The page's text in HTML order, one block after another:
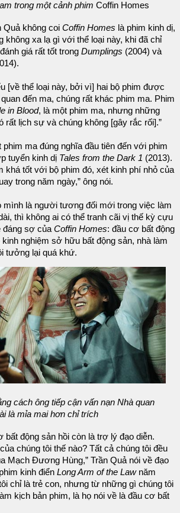
trong một cảnh phim Coffin Homes
Quả không coi Coffin Homes là phim kinh dị,
không xa lạ gì với thể loại này, khi đã chỉ
giá rất tốt trong Dumplings (2004) và
[về thể loại này, bởi vì] hai bộ phim được
đến ma, chúng rất khác phim ma. Phim
in Blood, là một phim ma, nhưng những
rất lịch sự và chúng không [gây rắc rối].”
phim ma đúng nghĩa đầu tiên đến với phim
tuyển kinh dị Tales from the Dark 1 (2013).
khá tốt với bộ phim đó, xét kinh phí nhỏ của
trong năm ngày,” ông nói.
mình là người tương đối mới trong việc làm
thì không ai có thể tranh cãi vị thế kỳ cựu
đáng sợ của Coffin Homes: đầu cơ bất động
nghiệm sở hữu bất động sản, nhà làm
tưởng lại quá khứ.
cách ông tiếp cận vấn nạn Nhà quan
là mỉa mai hơn chỉ trích
bất động sản hồi còn là trợ lý đạo diễn.
chúng tôi thế nào? Tất cả chúng tôi đều
Mạch Đương Hùng,” Trần Quả nói về đạo
kinh điển Long Arm of the Lawnăm
chỉ là trẻ con, nhưng từ những gì chúng tôi
kịch bản phim, là họ nói về là đầu cơ bất